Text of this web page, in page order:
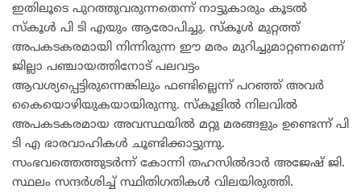
ഇതിലൂടെ പുറത്തുവരുന്നതെന്ന് നാട്ടുകാരും കൂടൽ
സ്കൂൾ പി ടി എയും ആരോപിച്ചു. സ്കൂൾ മുറ്റത്ത്
അപകടകരമായി നിന്നിരുന്ന ഈ മരം മുറിച്ചുമാറ്റണമെന്ന്
ജില്ലാ പഞ്ചായത്തിനോട് പലവട്ടം
ആവശ്യപ്പെട്ടിരുന്നെങ്കിലും ഫണ്ടില്ലെന്ന് പറഞ്ഞ് അവർ
കൈയൊഴിയുകയായിരുന്നു. സ്കൂളിൽ നിലവിൽ
അപകടകരമായ അവസ്ഥയിൽ മറ്റു മരങ്ങളും ഉണ്ടെന്ന് പി
ടി എ ഭാരവാഹികൾ ചൂണ്ടിക്കാട്ടുന്നു.
സംഭവത്തെത്തുടർന്ന് കോന്നി തഹസിൽദാർ അജേഷ് ജി.
സ്ഥലം സന്ദർശിച്ച് സ്ഥിതിഗതികൾ വിലയിരുത്തി.